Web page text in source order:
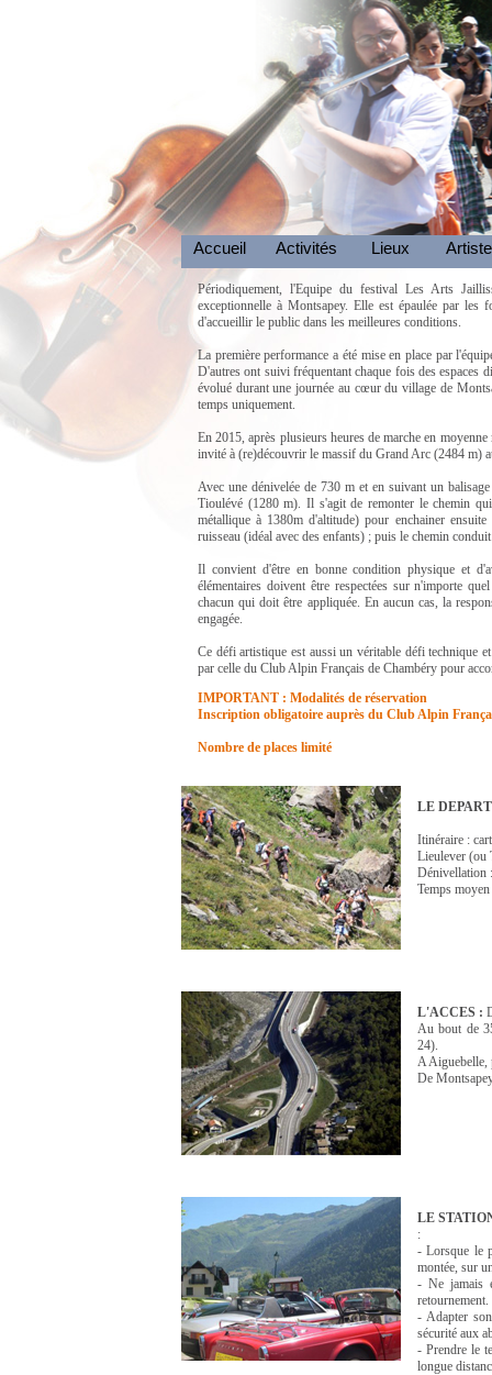
Accueil Activités Lieux
Périodiquement, l'Equipe du festival Les Arts
exceptionnelle à Montsapey. Elle est épaulée par
d'accueillir le public dans les meilleures conditions.
La première performance a été mise en place par
D'autres ont suivi fréquentant chaque fois des espaces
évolué durant une journée au cœur du village de
temps uniquement.
En 2015, après plusieurs heures de marche en
invité à (re)découvrir le massif du Grand Arc (2484 m)
Avec une dénivelée de 730 m et en suivant un
Tioulévé (1280 m). Il s'agit de remonter le chemin
métallique à 1380m d'altitude) pour enchainer
ruisseau (idéal avec des enfants) ; puis le chemin
Il convient d'être en bonne condition physique et
élémentaires doivent être respectées sur n'importe
chacun qui doit être appliquée. En aucun cas, la
engagée.
Ce défi artistique est aussi un véritable défi technique
par celle du Club Alpin Français de Chambéry pour
IMPORTANT : Modalités de réservation
Inscription obligatoire auprès du Club Alpin
Nombre de places limité
LE
Itinéraire :
Lieulever (ou
Dénivellation
Temps
L'ACCES :
Au bout de
24).
A Aiguebelle,
De
LE
:
- Lorsque le
montée, sur
- Ne jamais
retournement.
- Adapter
sécurité aux
- Prendre le
longue